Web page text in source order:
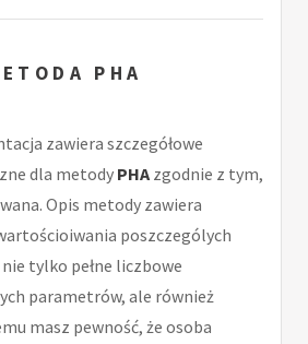
PHA
zawiera szczegółowe
dla metody PHA zgodnie z tym,
Opis metody zawiera
poszczególych
tylko pełne liczbowe
parametrów, ale również
masz pewność, że osoba